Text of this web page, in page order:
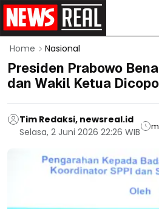
Home Nasional
Presiden Prabowo
dan Wakil Ketua
Tim Redaksi, newsreal.id
Selasa, 2 Juni 2026 22:26 WIB